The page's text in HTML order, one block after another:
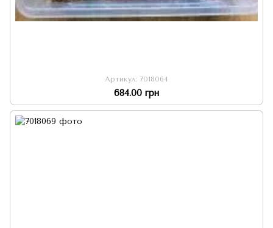
Артикул: 7018064
684.00 грн